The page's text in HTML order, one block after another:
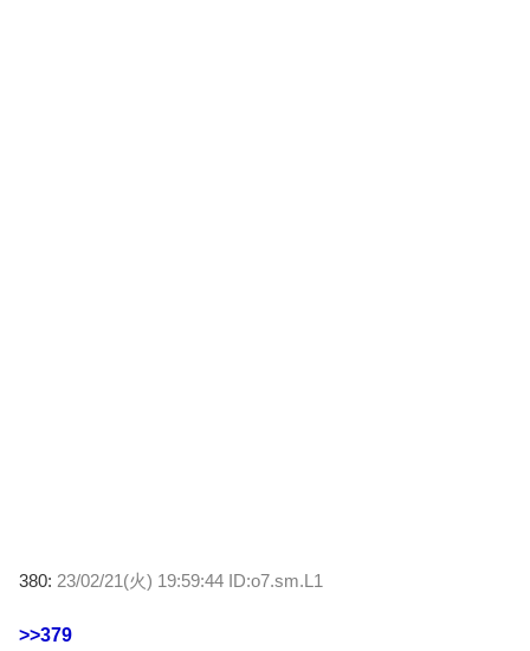
380: 23/02/21(火) 19:59:44 ID:o7.sm.L1
>>379